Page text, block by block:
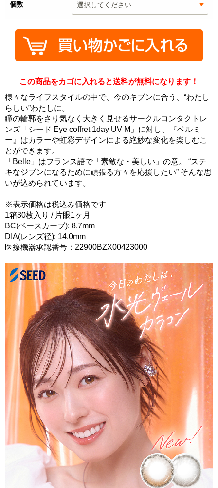
個数
この商品をカゴに入れると送料が無料になります！
様々なライフスタイルの中で、今のキブンに合う、“わたし
らしい”わたしに。
瞳の輪郭をさり気なく大きく見せるサークルコンタクトレ
ンズ「シード Eye coffret 1day UV M」に対し、『ベルミ
ー』はカラーや虹彩デザインによる絶妙な変化を楽しむこ
とができます。
「Belle」はフランス語で「素敵な・美しい」の意。 “ステ
キなジブンになるために頑張る方々を応援したい” そんな思
いが込められています。
※表示価格は税込み価格です
1箱30枚入り / 片眼1ヶ月
BC(ベースカーブ): 8.7mm
DIA(レンズ径): 14.0mm
医療機器承認番号：22900BZX00423000